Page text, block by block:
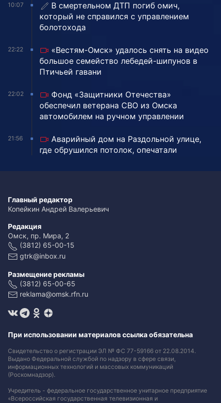
10:07
В смертельном ДТП погиб омич,
который не справился с управлением
болотохода
22:22
«Вестям-Омск» удалось снять на видео
большое семейство лебедей-шипунов в
Птичьей гавани
22:02
Фонд «Защитники Отечества»
обеспечил ветерана СВО из Омска
автомобилем на ручном управлении
21:56
Аварийный дом на Раздольной улице,
где обрушился потолок, опечатали
Главный редактор
Копейкин Андрей Валерьевич
Редакция
Омск, пр. Мира, 2
(3812) 65-00-15
gtrk@inbox.ru
Размещение рекламы
(3812) 65-00-65
reklama@omsk.rfn.ru
При использовании материалов ссылка обязательна
Свидетельство о регистрации ЭЛ № ФС 77-59166 от 22.08.2014.
Выдано Федеральной службой по надзору в сфере связи,
информационных технологий и массовых коммуникаций
(Роскомнадзор).
Учредитель - федеральное государственное унитарное предприятие
«Всероссийская государственная телевизионная и